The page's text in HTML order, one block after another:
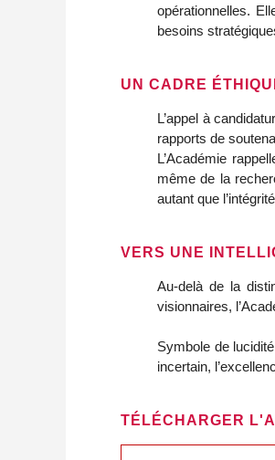
opérationnelles.
besoins
UN CADRE
L’appel à
rapports de
L’Académie
même de la
autant que
VERS UNE
Au‑delà de la
visionnaires,
Symbole de
incertain,
TÉLÉCHARGER